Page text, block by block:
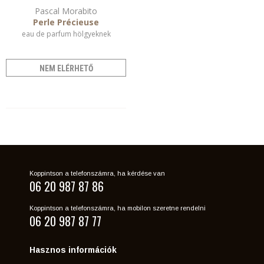
Pascal Morabito
Perle Précieuse
eau de parfum hölgyeknek
NEM ELÉRHETŐ
Koppintson a telefonszámra, ha kérdése van
06 20 987 87 86
Koppintson a telefonszámra, ha mobilon szeretne rendelni
06 20 987 87 77
Hasznos információk